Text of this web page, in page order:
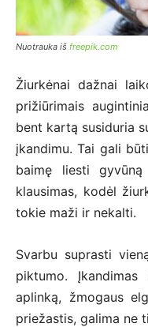
Nuotrauka iš freepik.com
Žiurkėnai dažnai
prižiūrimais
bent kartą susiduria
įkandimu. Tai gali
baimę liesti
klausimas, kodėl
tokie maži ir nekalti.
Svarbu suprasti
piktumo.
aplinką, žmogaus
priežastis, galima ne